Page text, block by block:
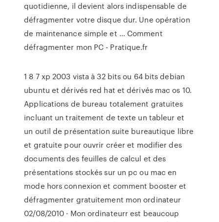
quotidienne, il devient alors indispensable de
défragmenter votre disque dur. Une opération
de maintenance simple et … Comment
défragmenter mon PC - Pratique.fr
1 8 7 xp 2003 vista à 32 bits ou 64 bits debian
ubuntu et dérivés red hat et dérivés mac os 10.
Applications de bureau totalement gratuites
incluant un traitement de texte un tableur et
un outil de présentation suite bureautique libre
et gratuite pour ouvrir créer et modifier des
documents des feuilles de calcul et des
présentations stockés sur un pc ou mac en
mode hors connexion et comment booster et
défragmenter gratuitement mon ordinateur
02/08/2010 · Mon ordinateurr est beaucoup